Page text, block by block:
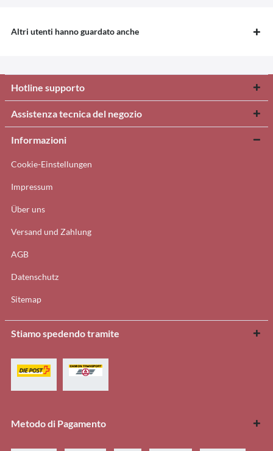
Altri utenti hanno guardato anche
Hotline supporto
Assistenza tecnica del negozio
Informazioni
Cookie-Einstellungen
Impressum
Über uns
Versand und Zahlung
AGB
Datenschutz
Sitemap
Stiamo spedendo tramite
Metodo di Pagamento